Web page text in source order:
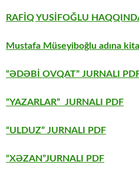
RAFİQ YUSİFOĞLU
Mustafa Müseyiboğlu adına
“ƏDƏBİ OVQAT” JURNALI
“YAZARLAR” JURNALI PDF
“ULDUZ” JURNALI PDF
“XƏZAN”JURNALI PDF